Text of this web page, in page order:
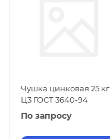
Чушка цинковая 25 кг
Ц3 ГОСТ 3640-94
По запросу